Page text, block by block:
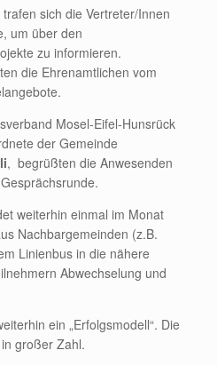
sich die Vertreter/Innen
um über den
zu informieren.
die Ehrenamtlichen vom
Mosel-Eifel-Hunsrück
der Gemeinde
, begrüßten die Anwesenden
weiterhin einmal im Monat
Nachbargemeinden (z.B.
Linienbus in die nähere
Abwechselung und
ein „Erfolgsmodell“. Die
großer Zahl.